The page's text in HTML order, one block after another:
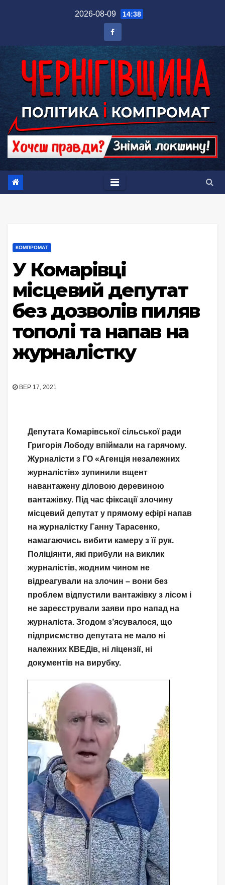
2026-08-09 14:38
КОМПРОМАТ
У Комарівці
місцевий депутат
без дозволів пиляв
тополі та напав на
журналістку
ВЕР 17, 2021
Депутата Комарівської сільської ради
Григорія Лободу впіймали на гарячому.
Журналісти з ГО «Агенція незалежних
журналістів» зупинили вщент
навантажену діловою деревиною
вантажівку. Під час фіксації злочину
місцевий депутат у прямому ефірі напав
на журналістку Ганну Тарасенко,
намагаючись вибити камеру з її рук.
Поліціянти, які прибули на виклик
журналістів, жодним чином не
відреагували на злочин – вони без
проблем відпустили вантажівку з лісом і
не зареєстрували заяви про напад на
журналіста. Згодом з’ясувалося, що
підприємство депутата не мало ні
належних КВЕДів, ні ліцензії, ні
документів на вирубку.